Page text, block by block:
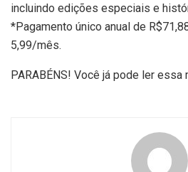
incluindo edições especiais e
*Pagamento único anual de
5,99/mês.
PARABÉNS! Você já pode ler essa